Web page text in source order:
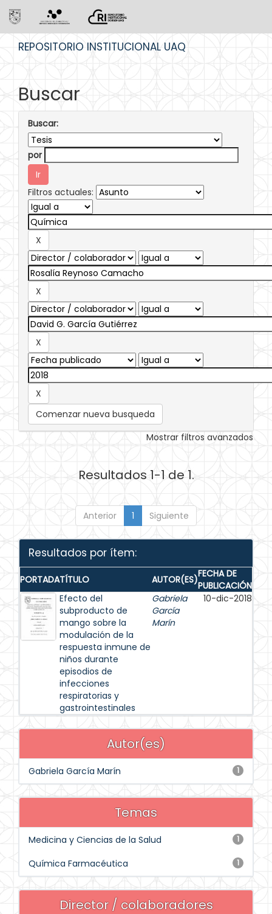
REPOSITORIO INSTITUCIONAL UAQ
Buscar
Buscar:
por
Filtros actuales:
Comenzar nueva busqueda
Mostrar filtros avanzados
Resultados 1-1 de 1.
Anterior 1 Siguiente
Resultados por ítem:
PORTADATÍTULO AUTOR(ES)FECHA DE
PUBLICACIÓN
Efecto del
subproducto de
mango sobre la
modulación de la
respuesta inmune de
niños durante
episodios de
infecciones
respiratorias y
gastrointestinales
Gabriela
García
Marín
10-dic-2018
Autor(es)
1
Gabriela García Marín
Temas
1
Medicina y Ciencias de la Salud
1
Química Farmacéutica
Director / colaboradores